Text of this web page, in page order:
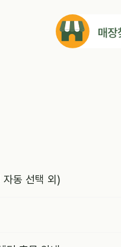
동 선택 외)